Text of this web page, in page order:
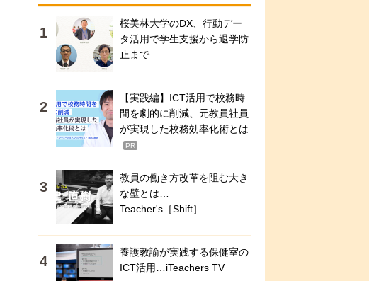
桜美林大学のDX、行動デー
タ活用で学生支援から退学防
止まで
【実践編】ICT活用で校務時
間を劇的に削減、元教員社員
が実現した校務効率化術とは
PR
教員の働き方改革を阻む大き
な壁とは…
Teacher's［Shift］
養護教諭が実践する保健室の
ICT活用…iTeachers TV